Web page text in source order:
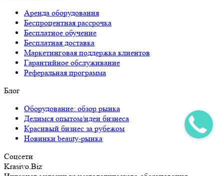
Аренда оборудования
Беспроцентная рассрочка
Бесплатное обучение
Бесплатная доставка
Маркетинговая поддержка клиентов
Гарантийное обслуживание
Реферальная программа
Блог
Оборудование: обзор рынка
Делимся опытом/идеи бизнеса
Красивый бизнес за рубежом
Новинки beauty-рынка
Соцсети
Krasivo.Biz